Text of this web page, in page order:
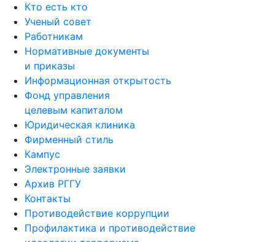
Кто есть кто
Ученый совет
Работникам
Нормативные документы
и приказы
Информационная открытость
Фонд управления
целевым капиталом
Юридическая клиника
Фирменный стиль
Кампус
Электронные заявки
Архив РГГУ
Контакты
Противодействие коррупции
Профилактика и противодействие